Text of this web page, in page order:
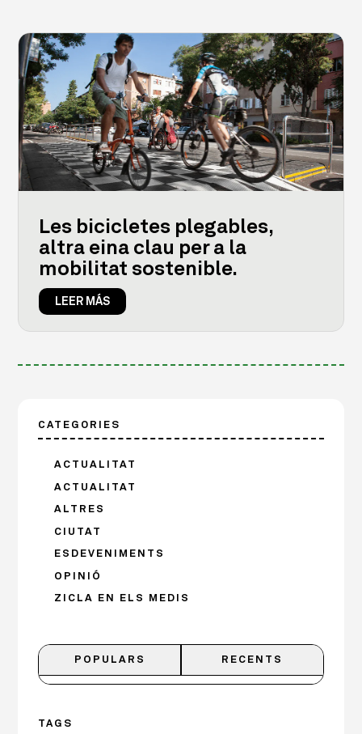
Les bicicletes plegables,
altra eina clau per a la
mobilitat sostenible.
LEER MÁS
CATEGORIES
ACTUALITAT
ACTUALITAT
ALTRES
CIUTAT
ESDEVENIMENTS
OPINIÓ
ZICLA EN ELS MEDIS
POPULARS RECENTS
TAGS